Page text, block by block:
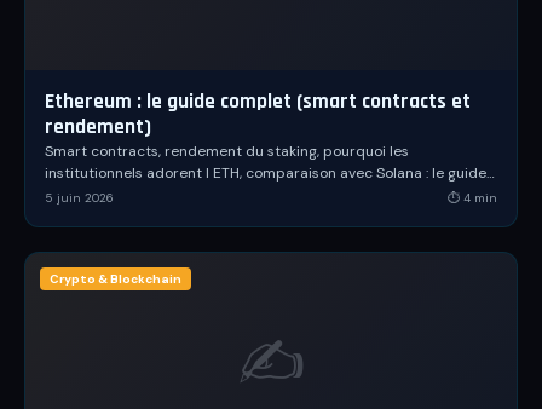
Se connecter
Créer un compte
Ethereum : le guide complet (smart contracts et
rendement)
Smart contracts, rendement du staking, pourquoi les
institutionnels adorent l ETH, comparaison avec Solana : le guide
complet d Ethereum, l ordinateur mondial.
5 juin 2026 ⏱ 4 min
✍️
Crypto & Blockchain